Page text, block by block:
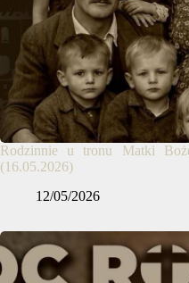
Rodzinnie u tronu Matki
(16.05.2026)
12/05/2026